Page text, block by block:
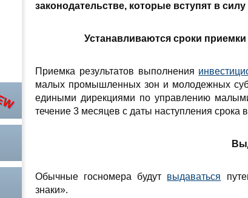
законодательстве, которые вступят в силу
Устанавливаются сроки приемки
Приемка результатов выполнения
малых промышленных зон и молодежных
едиными дирекциями по управлению
течение 3 месяцев с даты наступления срока
Обычные госномера будут выдаваться
знаки».